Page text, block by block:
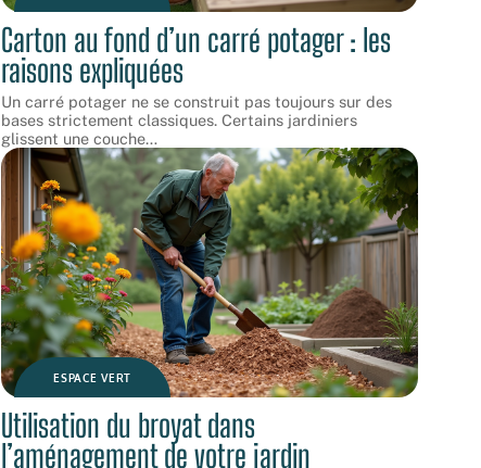
Carton au fond d’un carré potager : les
raisons expliquées
Un carré potager ne se construit pas toujours sur des
bases strictement classiques. Certains jardiniers
glissent une couche…
ESPACE VERT
Utilisation du broyat dans
l’aménagement de votre jardin